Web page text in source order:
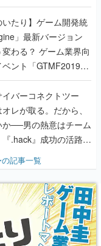
いたり】ゲーム開発統
」最新バージョン
わる？ ゲーム業界向
ント「GTMF2019」
深めよう【PR】
イバーコネクトツー
レが取る。だから、
──男の熱意はチーム
.hack』成功の活路を
松山 洋に流れる血は
った【若ゲのいた
の記事一覧